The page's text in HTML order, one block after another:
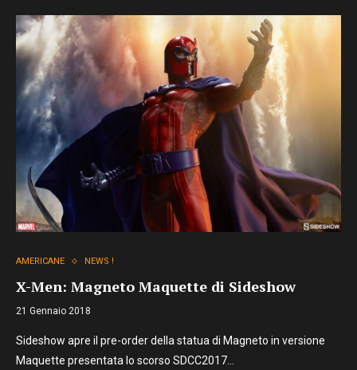
AMERICANE NEWS !
X-Men: Magneto Maquette di Sideshow
21 Gennaio 2018
Sideshow apre il pre-order della statua di Magneto in versione
Maquette presentata lo scorso SDCC2017…